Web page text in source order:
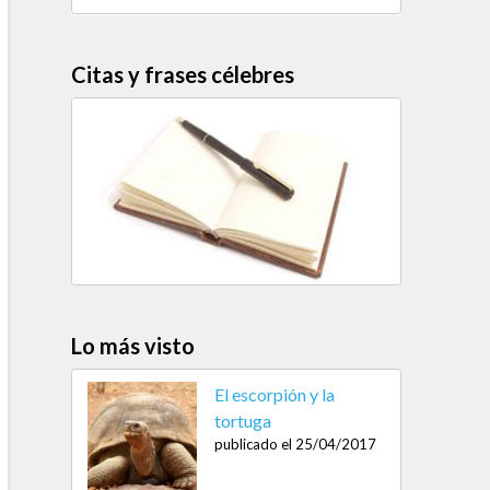
Citas y frases célebres
Lo más visto
El escorpión y la
tortuga
publicado el 25/04/2017